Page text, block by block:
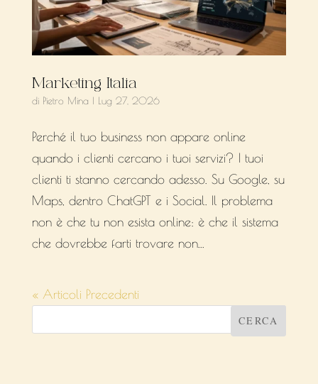
Marketing Italia
di Pietro Mina | Lug 27, 2026
Perché il tuo business non appare online
quando i clienti cercano i tuoi servizi? I tuoi
clienti ti stanno cercando adesso. Su Google, su
Maps, dentro ChatGPT e i Social. Il problema
non è che tu non esista online: è che il sistema
che dovrebbe farti trovare non...
« Articoli Precedenti
CERCA